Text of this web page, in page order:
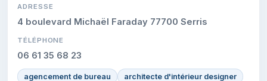
ADRESSE
4 boulevard Michaël Faraday 77700 Serris
TÉLÉPHONE
06 61 35 68 23
agencement de bureau
architecte d'intérieur designer